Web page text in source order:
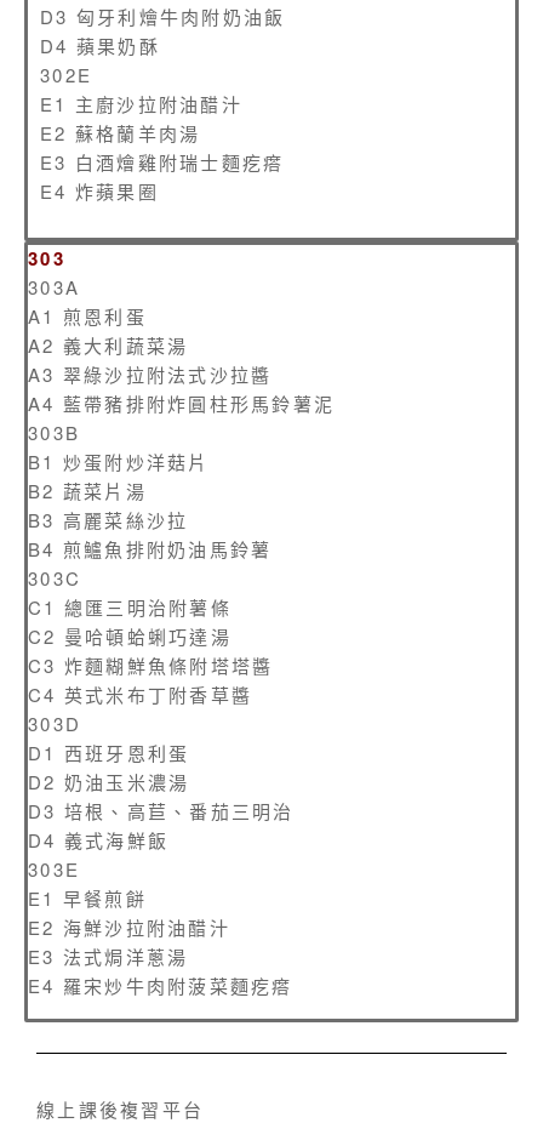
D3 匈牙利燴牛肉附奶油飯
D4 蘋果奶酥
302E
E1 主廚沙拉附油醋汁
E2 蘇格蘭羊肉湯
E3 白酒燴雞附瑞士麵疙瘩
E4 炸蘋果圈
303
303A
A1 煎恩利蛋
A2 義大利蔬菜湯
A3 翠綠沙拉附法式沙拉醬
A4 藍帶豬排附炸圓柱形馬鈴薯泥
303B
B1 炒蛋附炒洋菇片
B2 蔬菜片湯
B3 高麗菜絲沙拉
B4 煎鱸魚排附奶油馬鈴薯
303C
C1 總匯三明治附薯條
C2 曼哈頓蛤蜊巧達湯
C3 炸麵糊鮮魚條附塔塔醬
C4 英式米布丁附香草醬
303D
D1 西班牙恩利蛋
D2 奶油玉米濃湯
D3 培根、高苣、番茄三明治
D4 義式海鮮飯
303E
E1 早餐煎餅
E2 海鮮沙拉附油醋汁
E3 法式焗洋蔥湯
E4 羅宋炒牛肉附菠菜麵疙瘩
線上課後複習平台